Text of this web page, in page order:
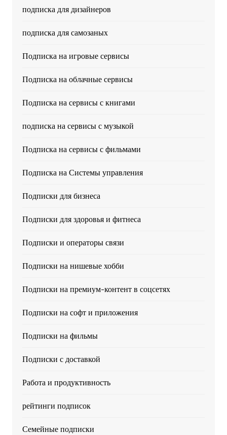
подписка для дизайнеров
подписка для самозаных
Подписка на игровые сервисы
Подписка на облачные сервисы
Подписка на сервисы с книгами
подписка на сервисы с музыкой
Подписка на сервисы с фильмами
Подписка на Системы управления
Подписки для бизнеса
Подписки для здоровья и фитнеса
Подписки и операторы связи
Подписки на нишевые хобби
Подписки на премиум-контент в соцсетях
Подписки на софт и приложения
Подписки на фильмы
Подписки с доставкой
Работа и продуктивность
рейтинги подписок
Семейные подписки